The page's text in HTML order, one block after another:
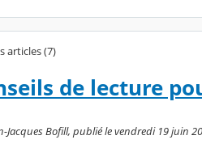
articles (7)
de lecture
Jacques Bofill, publié le vendredi 19 juin